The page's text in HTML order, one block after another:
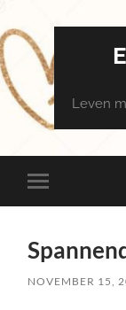
Leven
Toggle
mobiel
NOVEMBER 15,